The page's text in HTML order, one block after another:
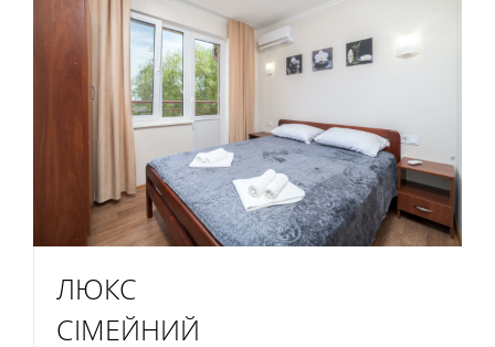
ЛЮКС
СІМЕЙНИЙ